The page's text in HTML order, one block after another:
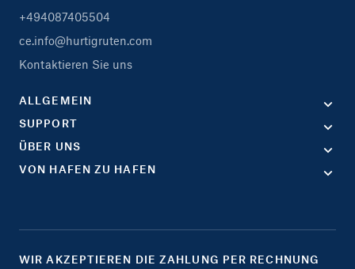
+494087405504
ce.info@hurtigruten.com
Kontaktieren Sie uns
ALLGEMEIN
SUPPORT
ÜBER UNS
VON HAFEN ZU HAFEN
WIR AKZEPTIEREN DIE ZAHLUNG PER RECHNUNG